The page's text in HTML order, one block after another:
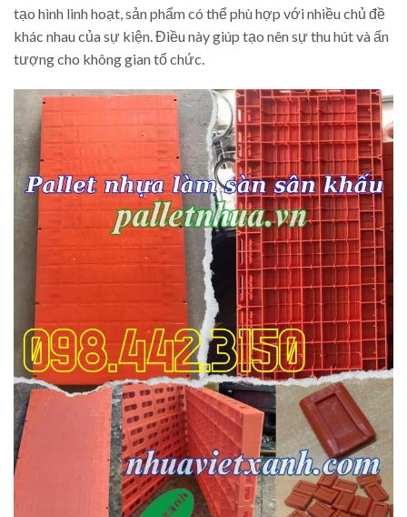
tạo hình linh hoạt, sản phẩm có thể phù hợp với nhiều chủ đề
khác nhau của sự kiện. Điều này giúp tạo nên sự thu hút và ấn
tượng cho không gian tổ chức.